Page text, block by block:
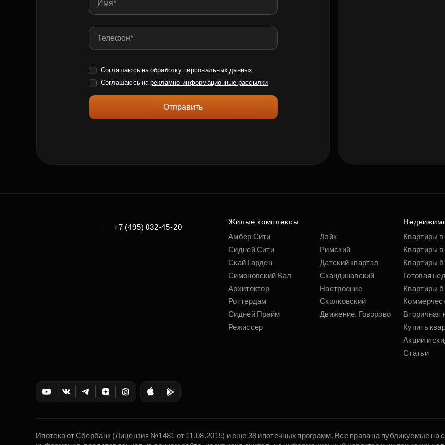
Соглашаюсь на обработку персональных данных
Соглашаюсь на рекламно-информационные рассылки
Отправить
+7 (495) 032-45-20
Жилые комплексы
Амбер Сити
Сидней Сити
Скай Гарден
Симоновский Вал
Архитектор
Роттердам
Сидней Прайм
Режиссер
Лэйк
Римский
Датский квартал
Скандинавский
Настроение
Сколковский
Движение. Говорово
Квартиры
Квартиры в
Квартиры
Готовая
Квартиры
Вторичная
Купить
Акции и
Статьи
Ипотека от Сбербанк (Лицензия №1481 от 11.08.2015) и еще 38 ипотечных программ. Все права на публикуемые